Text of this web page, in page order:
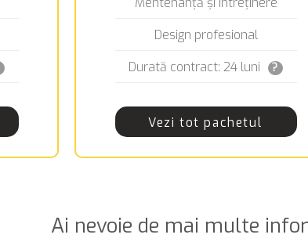
Design profesional
Durată contract: 24 luni
?
Vezi tot pachetul
Ai nevoie de mai multe